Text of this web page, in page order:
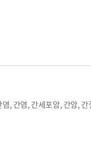
, 간염, 간세포암, 간암,